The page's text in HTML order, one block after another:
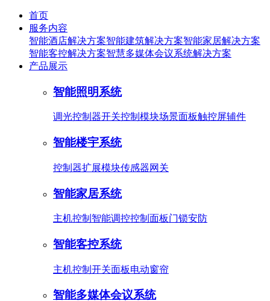
首页
服务内容
智能酒店解决方案智能建筑解决方案智能家居解决方案
智能客控解决方案智慧多媒体会议系统解决方案
产品展示
智能照明系统
调光控制器开关控制模块场景面板触控屏辅件
智能楼宇系统
控制器扩展模块传感器网关
智能家居系统
主机控制 智能调控控制面板门锁安防
智能客控系统
主机控制 开关面板电动窗帘
智能多媒体会议系统